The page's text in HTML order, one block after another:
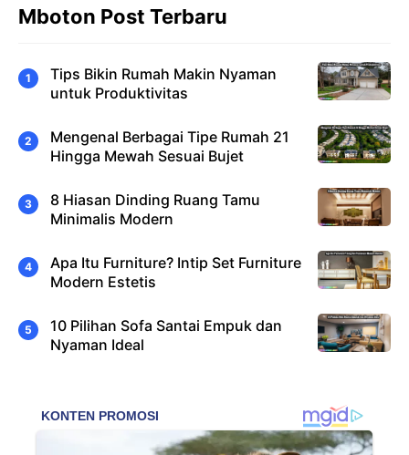
Mboton Post Terbaru
Tips Bikin Rumah Makin Nyaman
untuk Produktivitas
Mengenal Berbagai Tipe Rumah 21
Hingga Mewah Sesuai Bujet
8 Hiasan Dinding Ruang Tamu
Minimalis Modern
Apa Itu Furniture? Intip Set Furniture
Modern Estetis
10 Pilihan Sofa Santai Empuk dan
Nyaman Ideal